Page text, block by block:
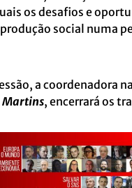
os desafios e
social numa
a coordenadora
Martins, encerrará os